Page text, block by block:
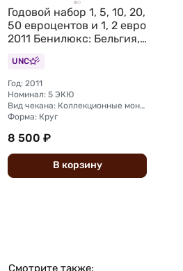
Годовой набор 1, 5, 10, 20,
50 евроцентов и 1, 2 евро
2011 Бенилюкс: Бельгия,
Люксембург 24 монеты
UNC
Год: 2011
Номинал: 5 ЭКЮ
Вид чекана: Коллекционные монеты
Форма: Круг
8 500 ₽
В корзину
Смотрите также: